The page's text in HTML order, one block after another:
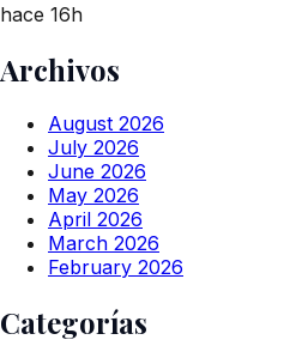
hace 16h
Archivos
August 2026
July 2026
June 2026
May 2026
April 2026
March 2026
February 2026
Categorías